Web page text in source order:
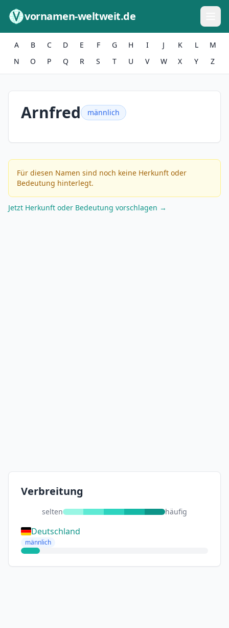
vornamen-weltweit.de
A B C D E F G H I J K L
M
N
O P Q R S T U V W X Y Z
Arnfred männlich
Für diesen Namen sind noch keine Herkunft oder
Bedeutung hinterlegt.
Jetzt Herkunft oder Bedeutung vorschlagen →
Verbreitung
selten häufig
Deutschland
männlich